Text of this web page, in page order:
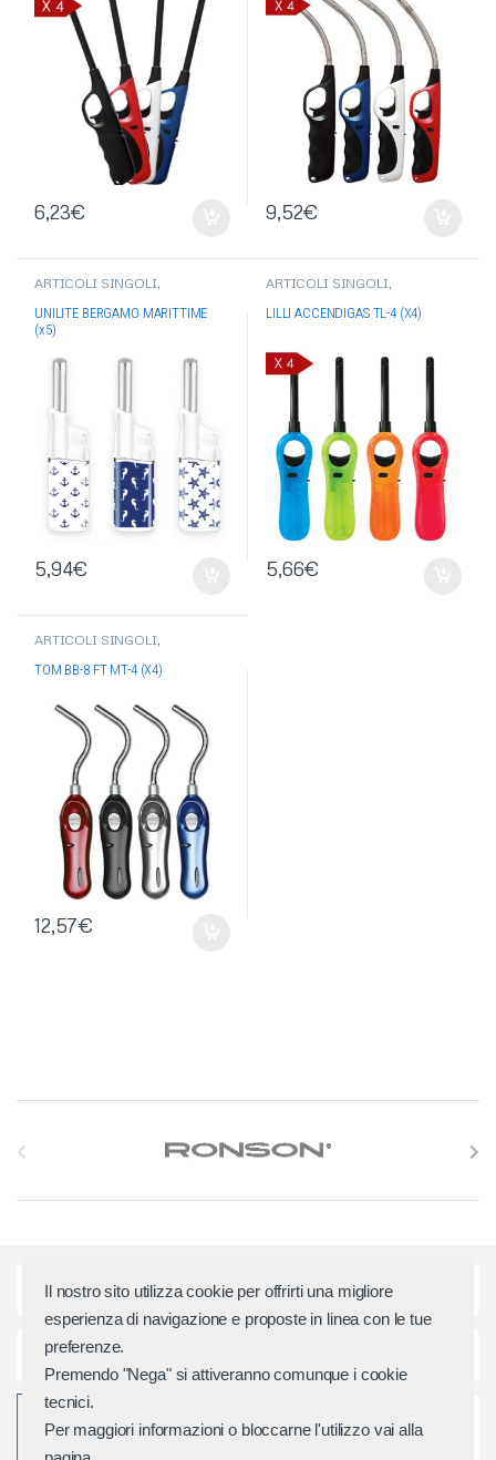
6,23€ 9,52€
ARTICOLI SINGOLI
ACCENDIGAS
UNILITE,ACCENDIGAS
CANNA FISSA
UNILITE BERGAMO MARITTIME
(x5)
5,94€
ARTICOLI SINGOLI
ACCENDIGAS
LILLI,ACCENDIGAS CANNA
FISSA
LILLI ACCENDIGAS TL-4 (X4)
5,66€
ARTICOLI SINGOLI,
TOM ,ACCENDIGAS
FLESSIBILI
TOM BB-8 FT MT-4 (X4)
12,57€
M
Categorie principali
Assistenza e Contatti
Il nostro sito utilizza cookie per offrirti una migliore
esperienza di navigazione e proposte in linea con le tue
preferenze.
Premendo "Nega" si attiveranno comunque i cookie
tecnici.
Per maggiori informazioni o bloccarne l'utilizzo vai alla